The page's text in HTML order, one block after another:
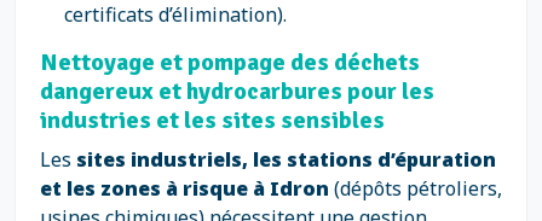
certificats d’élimination).
Nettoyage et pompage des déchets
dangereux et hydrocarbures pour les
industries et les sites sensibles
Les sites industriels, les stations d’épuration
et les zones à risque à Idron (dépôts pétroliers,